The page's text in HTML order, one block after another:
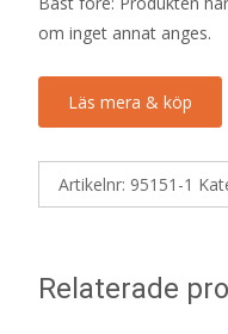
om inget annat anges.
Läs mera & köp
Artikelnr: 95151-1
Relaterade